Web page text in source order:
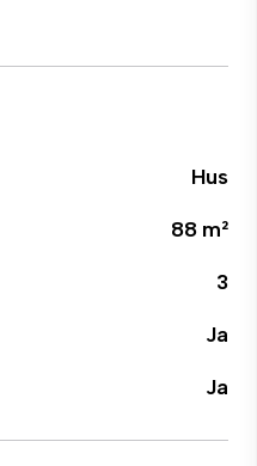
Hus
88 m²
3
Ja
Ja